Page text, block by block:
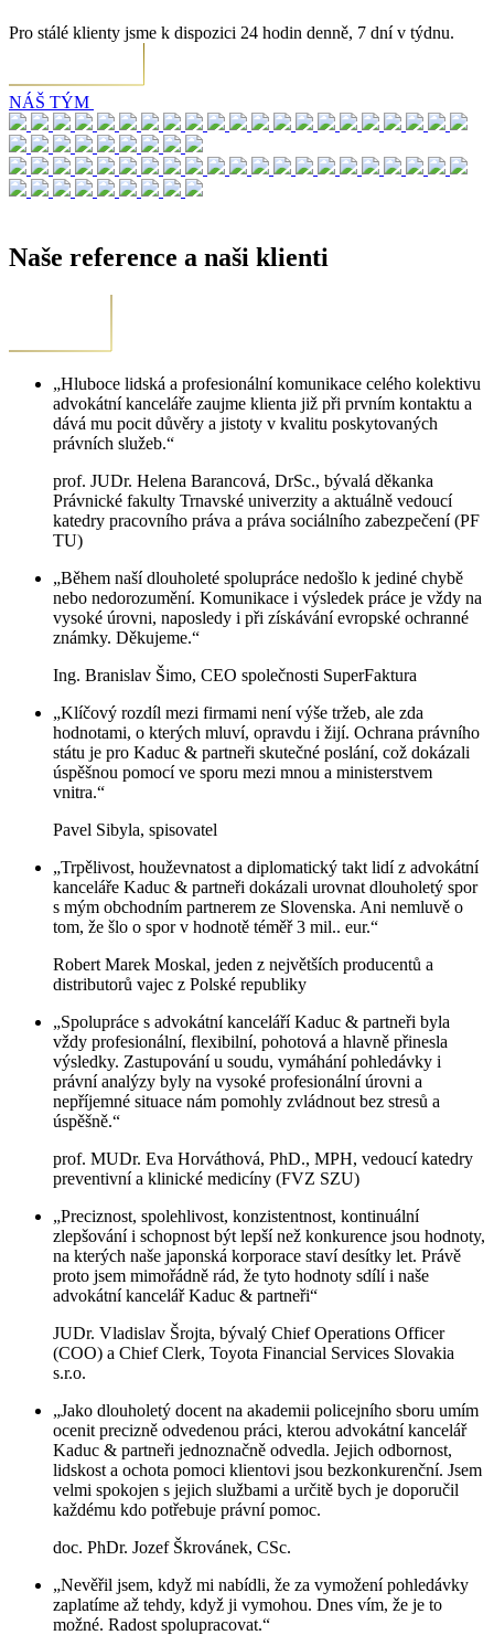
Pro stálé klienty jsme k dispozici 24 hodin denně, 7 dní v týdnu.
NÁŠ TÝM
Naše reference a naši klienti
„Hluboce lidská a profesionální komunikace celého kolektivu
advokátní kanceláře zaujme klienta již při prvním kontaktu a
dává mu pocit důvěry a jistoty v kvalitu poskytovaných
právních služeb.“
prof. JUDr. Helena Barancová, DrSc., bývalá děkanka
Právnické fakulty Trnavské univerzity a aktuálně vedoucí
katedry pracovního práva a práva sociálního zabezpečení (PF
TU)
„Během naší dlouholeté spolupráce nedošlo k jediné chybě
nebo nedorozumění. Komunikace i výsledek práce je vždy na
vysoké úrovni, naposledy i při získávání evropské ochranné
známky. Děkujeme.“
Ing. Branislav Šimo, CEO společnosti SuperFaktura
„Klíčový rozdíl mezi firmami není výše tržeb, ale zda
hodnotami, o kterých mluví, opravdu i žijí. Ochrana právního
státu je pro Kaduc & partneři skutečné poslání, což dokázali
úspěšnou pomocí ve sporu mezi mnou a ministerstvem
vnitra.“
Pavel Sibyla, spisovatel
„Trpělivost, houževnatost a diplomatický takt lidí z advokátní
kanceláře Kaduc & partneři dokázali urovnat dlouholetý spor
s mým obchodním partnerem ze Slovenska. Ani nemluvě o
tom, že šlo o spor v hodnotě téměř 3 mil.. eur.“
Robert Marek Moskal, jeden z největších producentů a
distributorů vajec z Polské republiky
„Spolupráce s advokátní kanceláří Kaduc & partneři byla
vždy profesionální, flexibilní, pohotová a hlavně přinesla
výsledky. Zastupování u soudu, vymáhání pohledávky i
právní analýzy byly na vysoké profesionální úrovni a
nepříjemné situace nám pomohly zvládnout bez stresů a
úspěšně.“
prof. MUDr. Eva Horváthová, PhD., MPH, vedoucí katedry
preventivní a klinické medicíny (FVZ SZU)
„Preciznost, spolehlivost, konzistentnost, kontinuální
zlepšování i schopnost být lepší než konkurence jsou hodnoty,
na kterých naše japonská korporace staví desítky let. Právě
proto jsem mimořádně rád, že tyto hodnoty sdílí i naše
advokátní kancelář Kaduc & partneři“
JUDr. Vladislav Šrojta, bývalý Chief Operations Officer
(COO) a Chief Clerk, Toyota Financial Services Slovakia
s.r.o.
„Jako dlouholetý docent na akademii policejního sboru umím
ocenit precizně odvedenou práci, kterou advokátní kancelář
Kaduc & partneři jednoznačně odvedla. Jejich odbornost,
lidskost a ochota pomoci klientovi jsou bezkonkurenční. Jsem
velmi spokojen s jejich službami a určitě bych je doporučil
každému kdo potřebuje právní pomoc.
doc. PhDr. Jozef Škrovánek, CSc.
„Nevěřil jsem, když mi nabídli, že za vymožení pohledávky
zaplatíme až tehdy, když ji vymohou. Dnes vím, že je to
možné. Radost spolupracovat.“